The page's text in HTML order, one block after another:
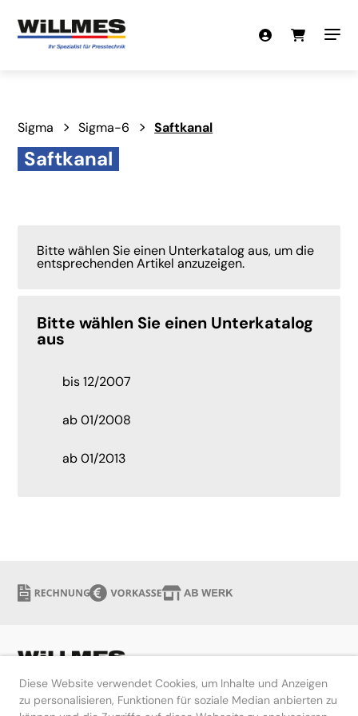
Diese Website verwendet Cookies, um Inhalte und Anzeigen
zu personalisieren, Funktionen für soziale Median anbierten zu
Sigma Sigma-6 Saftkanal
Saftkanal
Bitte wählen Sie einen Unterkatalog aus, um die
entsprechenden Artikel anzuzeigen.
Bitte wählen Sie einen Unterkatalog
aus
bis 12/2007
ab 01/2008
ab 01/2013